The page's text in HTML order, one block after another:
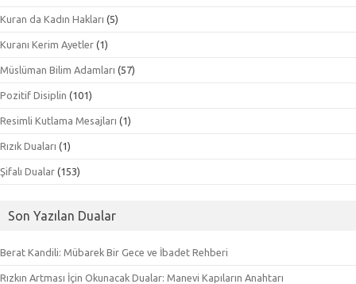
Kuran da Kadın Hakları (5)
Kuranı Kerim Ayetler (1)
Müslüman Bilim Adamları (57)
Pozitif Disiplin (101)
Resimli Kutlama Mesajları (1)
Rızık Duaları (1)
Şifalı Dualar (153)
Son Yazılan Dualar
Berat Kandili: Mübarek Bir Gece ve İbadet Rehberi
Rızkın Artması İçin Okunacak Dualar: Manevi Kapıların Anahtarı